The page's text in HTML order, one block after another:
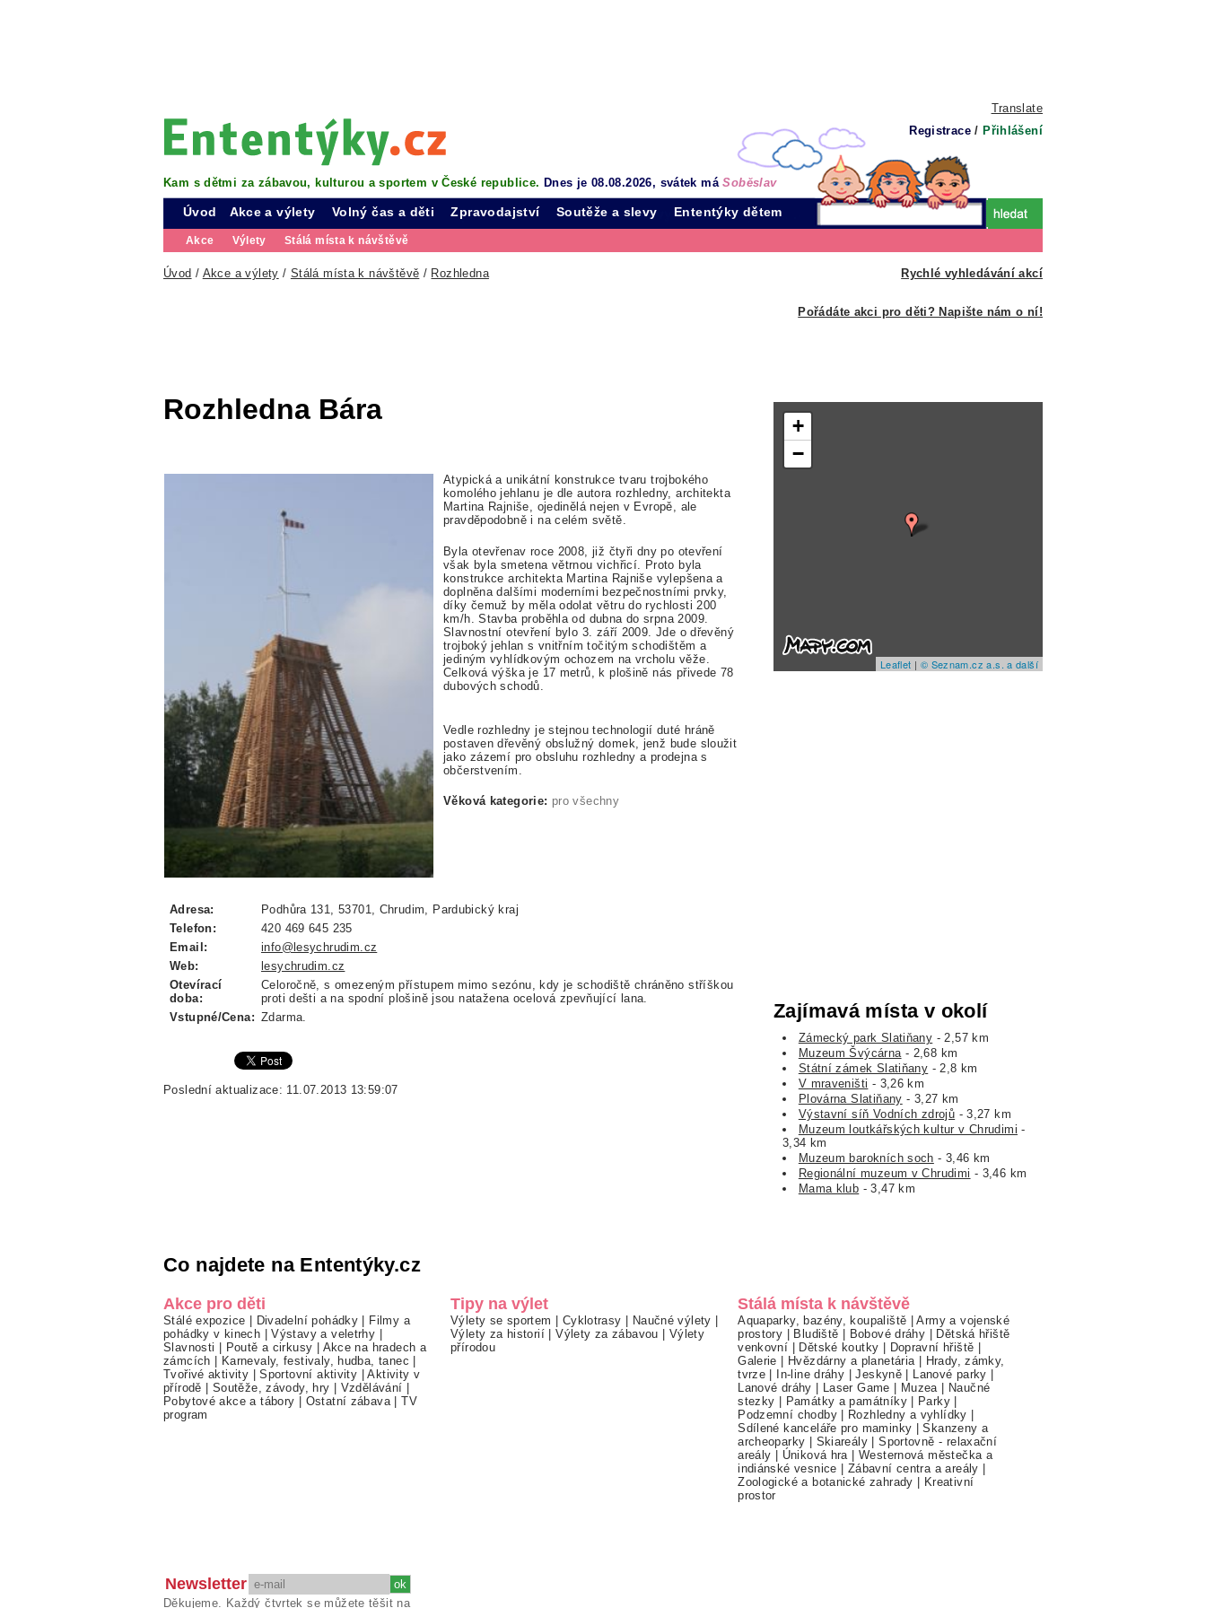
Translate
Registrace / Přihlášení
Kam s dětmi za zábavou, kulturou a sportem v České republice. Dnes je 08.08.2026, svátek máSoběslav
Úvod Akce a výlety
Akce Výlety Stálá místa k návštěvě
Volný čas a děti Zpravodajství Soutěže a slevy Ententýky dětem
Rychlé vyhledávání akcí
Úvod / Akce a výlety / Stálá místa k návštěvě / Rozhledna
Pořádáte akci pro děti? Napište nám o ní!
Rozhledna Bára
Atypická a unikátní konstrukce tvaru trojbokého
komolého jehlanu je dle autora rozhledny, architekta
Martina Rajniše, ojedinělá nejen v Evropě, ale
pravděpodobně i na celém světě.
Byla otevřenav roce 2008, již čtyři dny po otevření
však byla smetena větrnou vichřicí. Proto byla
konstrukce architekta Martina Rajniše vylepšena a
doplněna dalšími moderními bezpečnostními prvky,
díky čemuž by měla odolat větru do rychlosti 200
km/h. Stavba proběhla od dubna do srpna 2009.
Slavnostní otevření bylo 3. září 2009. Jde o dřevěný
trojboký jehlan s vnitřním točitým schodištěm a
jediným vyhlídkovým ochozem na vrcholu věže.
Celková výška je 17 metrů, k plošině nás přivede 78
dubových schodů.
Vedle rozhledny je stejnou technologií duté hráně
postaven dřevěný obslužný domek, jenž bude sloužit
jako zázemí pro obsluhu rozhledny a prodejna s
občerstvením.
Věková kategorie: pro všechny
Adresa:
Podhůra 131, 53701, Chrudim, Pardubický kraj
Telefon:
420 469 645 235
Email:
info@lesychrudim.cz
Web:
lesychrudim.cz
Otevírací
doba:
Celoročně, s omezeným přístupem mimo sezónu, kdy je schodiště chráněno stříškou
proti dešti a na spodní plošině jsou natažena ocelová zpevňující lana.
Vstupné/Cena: Zdarma.
Poslední aktualizace: 11.07.2013 13:59:07
+
−
Leaflet | © Seznam.cz a.s. a další
Zajímavá místa v okolí
Zámecký park Slatiňany - 2,57 km
Muzeum Švýcárna- 2,68 km
Státní zámek Slatiňany - 2,8 km
V mraveništi - 3,26 km
Plovárna Slatiňany - 3,27 km
Výstavní síň Vodních zdrojů - 3,27 km
Muzeum loutkářských kultur v Chrudimi -
3,34 km
Muzeum barokních soch - 3,46 km
Regionální muzeum v Chrudimi - 3,46 km
Mama klub - 3,47 km
Co najdete na Ententýky.cz
Akce pro děti
Stálé expozice | Divadelní pohádky | Filmy a
pohádky v kinech |Výstavy a veletrhy |
Slavnosti | Poutě a cirkusy | Akce na hradech a
zámcích | Karnevaly, festivaly, hudba, tanec |
Tvořivé aktivity |Sportovní aktivity |Aktivity v
přírodě | Soutěže, závody, hry | Vzdělávání |
Pobytové akce a tábory | Ostatní zábava |TV
program
Tipy na výlet
Výlety se sportem | Cyklotrasy | Naučné výlety |
Výlety za historií |Výlety za zábavou | Výlety
přírodou
Stálá místa k návštěvě
Aquaparky, bazény, koupaliště |Army a vojenské
prostory | Bludiště | Bobové dráhy | Dětská hřiště
venkovní | Dětské koutky | Dopravní hřiště |
Galerie | Hvězdárny a planetária | Hrady, zámky,
tvrze | In-line dráhy |Jeskyně | Lanové parky |
Lanové dráhy | Laser Game | Muzea | Naučné
stezky | Památky a památníky| Parky |
Podzemní chodby| Rozhledny a vyhlídky |
Sdílené kanceláře pro maminky |Skanzeny a
archeoparky | Skiareály |Sportovně - relaxační
areály | Úniková hra |Westernová městečka a
indiánské vesnice | Zábavní centra a areály |
Zoologické a botanické zahrady | Kreativní
prostor
Newsletter
Děkujeme. Každý čtvrtek se můžete těšit na